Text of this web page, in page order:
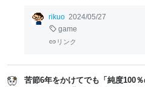
rikuo 2024/05/27
game
リンク
苦節6年をかけてでも「純度100